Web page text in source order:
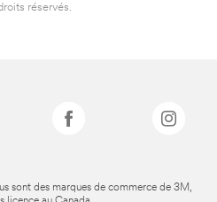
réservés.
sont des marques de commerce de 3M,